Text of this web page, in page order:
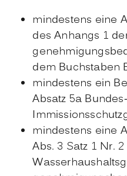
mindestens eine
des Anhangs 1
dem Buchstaben
mindestens ein
Absatz 5a Bundes-
mindestens eine
Abs. 3 Satz 1 Nr.